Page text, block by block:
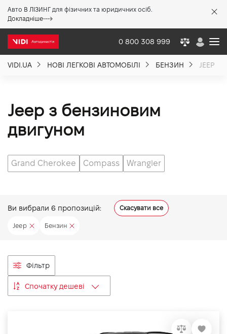
Авто В ЛІЗИНГ для фізичних та юридичних осіб.
Докладніше
0 800 308 999
VIDI.UA НОВІ ЛЕГКОВІ АВТОМОБІЛІ БЕНЗИН JEEP
Jeep з бензиновим
двигуном
Grand Cherokee Compass Wrangler
Ви вибрали 6 пропозицій: Скасувати все
Jeep Бензин
Фільтр
Спочатку дешеві
Акції %
Новини
Політика якості
Вакансії
Контакти